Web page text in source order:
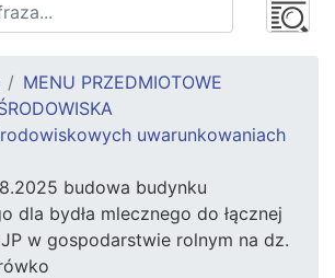
MENU PRZEDMIOTOWE
uwarunkowaniach
budowa budynku
dla bydła mlecznego do łącznej
w gospodarstwie rolnym na dz.